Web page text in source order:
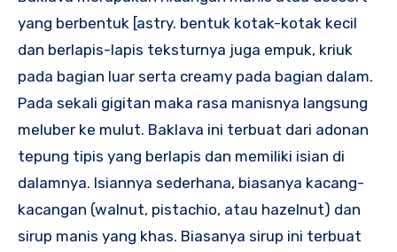
yang berbentuk [astry. bentuk kotak-kotak kecil
dan berlapis-lapis teksturnya juga empuk, kriuk
pada bagian luar serta creamy pada bagian dalam.
Pada sekali gigitan maka rasa manisnya langsung
meluber ke mulut. Baklava ini terbuat dari adonan
tepung tipis yang berlapis dan memiliki isian di
dalamnya. Isiannya sederhana, biasanya kacang-
kacangan (walnut, pistachio, atau hazelnut) dan
sirup manis yang khas. Biasanya sirup ini terbuat